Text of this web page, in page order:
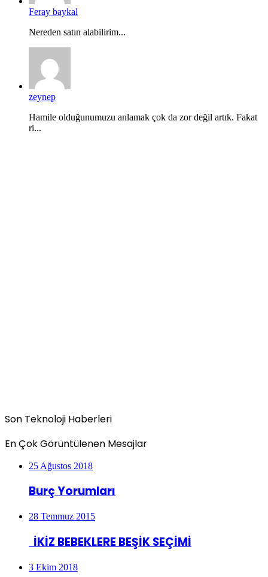
Feray baykal
Nereden satın alabilirim...
zeynep
Hamile olduğunumuzu anlamak çok da zor değil artık. Fakat
ri...
Son Teknoloji Haberleri
En Çok Görüntülenen Mesajlar
25 Ağustos 2018
Burç Yorumları
28 Temmuz 2015
İKİZ BEBEKLERE BEŞİK SEÇİMİ
3 Ekim 2018